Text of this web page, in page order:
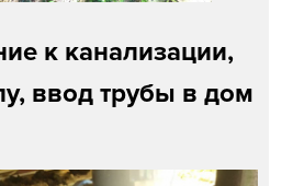
к канализации,
ввод трубы в дом